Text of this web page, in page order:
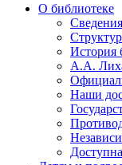
О библиотеке
История
А.А.
Наши